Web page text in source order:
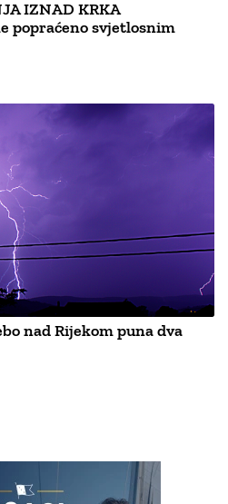
IZNAD KRKA
popraćeno svjetlosnim
nad Rijekom puna dva